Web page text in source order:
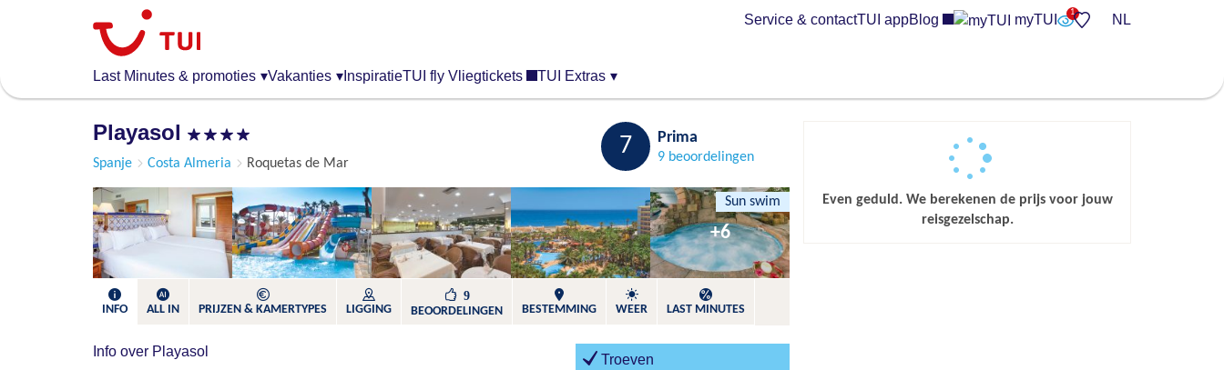
algemene
Last Minutes & promoties ▾Vakanties ▾ InspiratieTUI fly Vliegtickets TUI Extras ▾
Service & contactTUI appBlog myTUI NL
Playasol
Spanje Costa Almeria Roquetas de Mar
Sun swim
7 Prima
9 beoordelingen
+6
INFO ALL IN PRIJZEN & KAMERTYPES LIGGING
9
BEOORDELINGEN
BESTEMMING WEER LAST MINUTES
Info over Playasol
Troeven
Even geduld. We berekenen de prijs voor jouw
reisgezelschap.